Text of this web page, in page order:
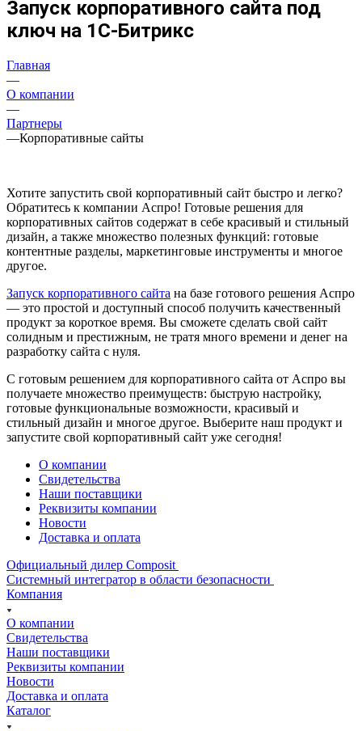
Запуск корпоративного сайта под
ключ на 1С-Битрикс
Главная
—
О компании
—
Партнеры
—Корпоративные сайты
Хотите запустить свой корпоративный сайт быстро и легко?
Обратитесь к компании Аспро! Готовые решения для
корпоративных сайтов содержат в себе красивый и стильный
дизайн, а также множество полезных функций: готовые
контентные разделы, маркетинговые инструменты и многое
другое.
Запуск корпоративного сайта на базе готового решения Аспро
— это простой и доступный способ получить качественный
продукт за короткое время. Вы сможете сделать свой сайт
солидным и престижным, не тратя много времени и денег на
разработку сайта с нуля.
С готовым решением для корпоративного сайта от Аспро вы
получаете множество преимуществ: быструю настройку,
готовые функциональные возможности, красивый и
стильный дизайн и многое другое. Выберите наш продукт и
запустите свой корпоративный сайт уже сегодня!
О компании
Свидетельства
Наши поставщики
Реквизиты компании
Новости
Доставка и оплата
Официальный дилер Composit
Системный интегратор в области безопасности
Компания
О компании
Свидетельства
Наши поставщики
Реквизиты компании
Новости
Доставка и оплата
Каталог